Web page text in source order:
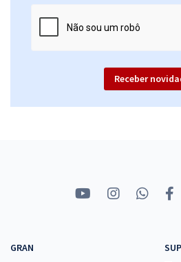
em Gestão de Telecomunicações –
Informação
R$ 471,84à
ou 12x deR$
Economize R$
Comprar
Específicos Para o Cargo 9:
Telecomunicações – Analista Superior
Receber
GRAN